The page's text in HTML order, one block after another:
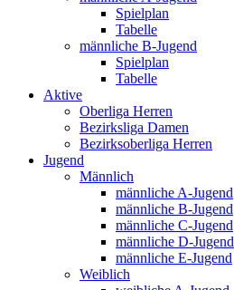
Spielplan
Tabelle
männliche B-Jugend
Spielplan
Tabelle
Aktive
Oberliga Herren
Bezirksliga Damen
Bezirksoberliga Herren
Jugend
Männlich
männliche A-Jugend
männliche B-Jugend
männliche C-Jugend
männliche D-Jugend
männliche E-Jugend
Weiblich